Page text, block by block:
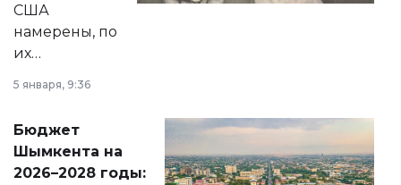
США
намерены, по
их
принести
народу
Венесуэлы.
5 января, 9:36
Бюджет
Шымкента на
2026–2028 годы: